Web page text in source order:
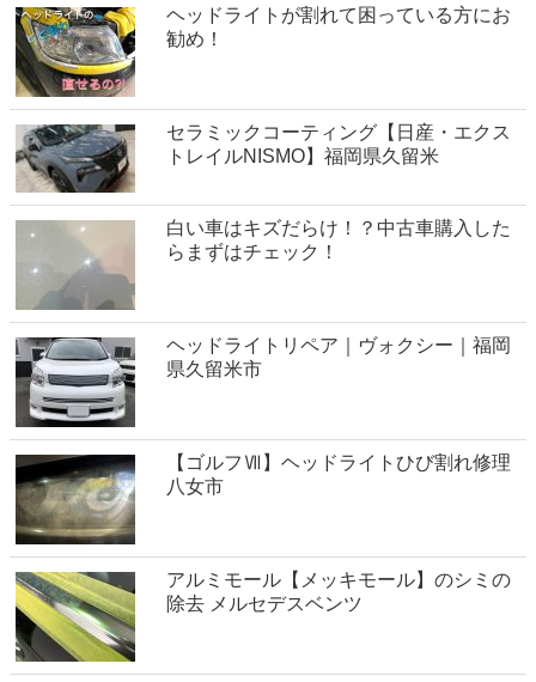
ヘッドライトが割れて困っている方にお
勧め！
セラミックコーティング【日産・エクス
トレイルNISMO】福岡県久留米
白い車はキズだらけ！？中古車購入した
らまずはチェック！
ヘッドライトリペア｜ヴォクシー｜福岡
県久留米市
【ゴルフⅦ】ヘッドライトひび割れ修理
八女市
アルミモール【メッキモール】のシミの
除去 メルセデスベンツ